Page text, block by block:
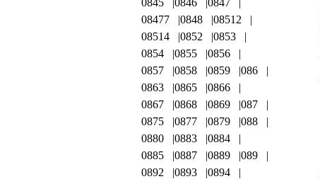
0845
0846
0847
08477
0848
08512
08514
0852
0853
0854
0855
0856
0857
0858 0859
086
0863
0865
0866
0867
0868 0869
087
0875
0877 0879
088
0880
0883
0884
0885
0887 0889
089
0892
0893
0894